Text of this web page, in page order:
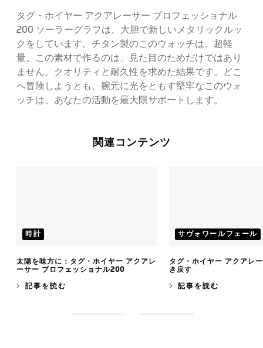
タグ・ホイヤー アクアレーサー プロフェッショナル
200 ソーラーグラフは、大胆で新しいメタリックルッ
クをしています。チタン製のこのウォッチは、超軽
量。この素材で作るのは、見た目のためだけではあり
ません。クオリティと耐久性を求めた結果です。どこ
へ冒険しようとも、腕元に光をともす堅牢なこのウォ
ッチは、あなたの活動を最大限サポートします。
関連コンテンツ
太陽を味方に：タグ・ホイヤー アクアレ
ーサー プロフェッショナル200
記事を読む
時計
タグ・ホイヤー アクアレ
き戻す
記事を読む
サヴォワールフェール